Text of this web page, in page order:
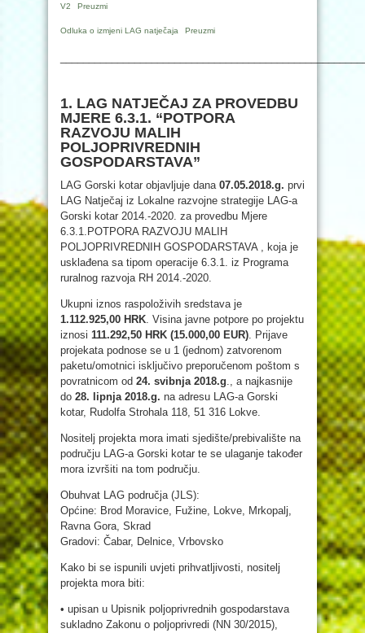
V2
Preuzmi
Odluka o izmjeni LAG natječaja Preuzmi
1. LAG NATJEČAJ ZA PROVEDBU
MJERE 6.3.1. “POTPORA
RAZVOJU MALIH
POLJOPRIVREDNIH
GOSPODARSTAVA”
LAG Gorski kotar objavljuje dana 07.05.2018.g. prvi
LAG Natječaj iz Lokalne razvojne strategije LAG-a
Gorski kotar 2014.-2020. za provedbu Mjere
6.3.1.POTPORA RAZVOJU MALIH
POLJOPRIVREDNIH GOSPODARSTAVA , koja je
usklađena sa tipom operacije 6.3.1. iz Programa
ruralnog razvoja RH 2014.-2020.
Ukupni iznos raspoloživih sredstava je
1.112.925,00 HRK . Visina javne potpore po projektu
iznosi 111.292,50 HRK (15.000,00 EUR) . Prijave
projekata podnose se u 1 (jednom) zatvorenom
paketu/omotnici isključivo preporučenom poštom s
povratnicom od 24. svibnja 2018.g ., a najkasnije
do 28. lipnja 2018.g. na adresu LAG-a Gorski
kotar, Rudolfa Strohala 118, 51 316 Lokve.
Nositelj projekta mora imati sjedište/prebivalište na
području LAG-a Gorski kotar te se ulaganje također
mora izvršiti na tom području.
Obuhvat LAG područja (JLS):
Općine: Brod Moravice, Fužine, Lokve, Mrkopalj,
Ravna Gora, Skrad
Gradovi: Čabar, Delnice, Vrbovsko
Kako bi se ispunili uvjeti prihvatljivosti, nositelj
projekta mora biti:
• upisan u Upisnik poljoprivrednih gospodarstava
sukladno Zakonu o poljoprivredi (NN 30/2015),